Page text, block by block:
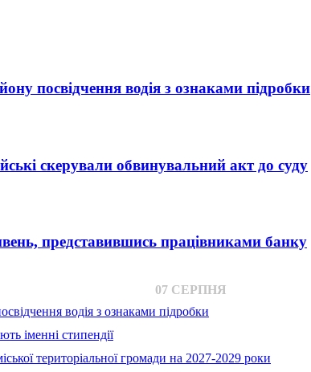
посвідчення водія з ознаками підробки
скерували обвинувальний акт до суду
представившись працівниками банку
07 СЕРПНЯ
водія з ознаками підробки
іменні стипендії
територіальної громади на 2027-2029 роки